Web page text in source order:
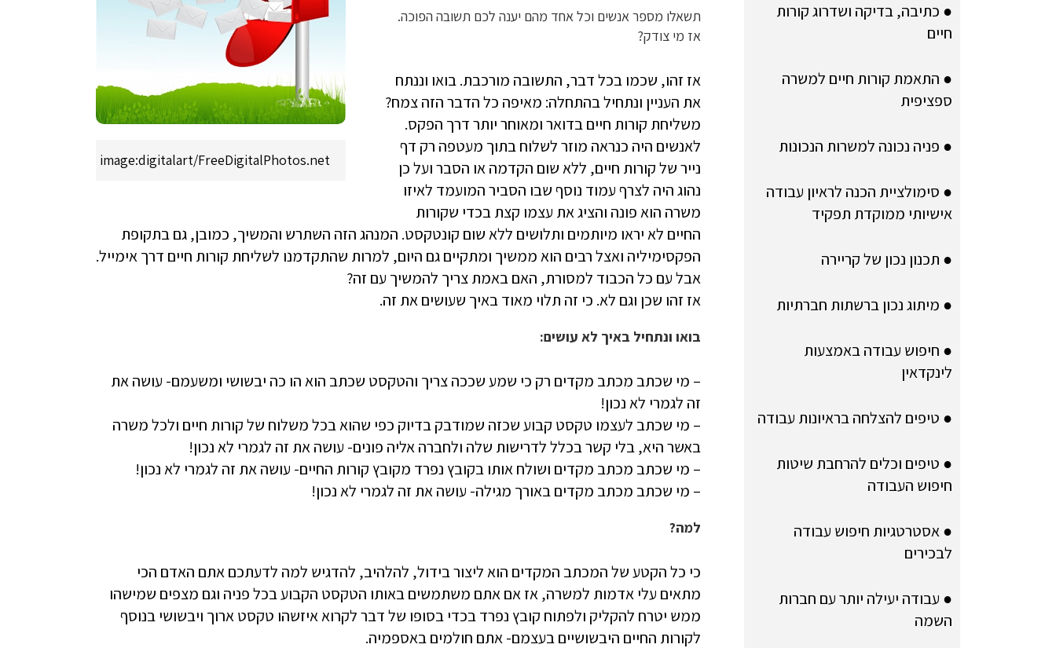
image:digitalart/FreeDigitalPhotos.net
תשאלו מספר אנשים וכל אחד מהם יענה לכם תשובה הפוכה.
אז מי צודק?
אז זהו, שכמו בכל דבר, התשובה מורכבת. בואו וננתח
את העניין ונתחיל בהתחלה: מאיפה כל הדבר הזה צמח?
משליחת קורות חיים בדואר ומאוחר יותר דרך הפקס.
לאנשים היה כנראה מוזר לשלוח בתוך מעטפה רק דף
נייר של קורות חיים, ללא שום הקדמה או הסבר ועל כן
נהוג היה לצרף עמוד נוסף שבו הסביר המועמד לאיזו
משרה הוא פונה והציג את עצמו קצת בכדי שקורות
החיים לא יראו מיותמים ותלושים ללא שום קונטקסט. המנהג הזה השתרש והמשיך, כמובן, גם בתקופת
הפקסימיליה ואצל רבים הוא ממשיך ומתקיים גם היום, למרות שהתקדמנו לשליחת קורות חיים דרך אימייל.
אבל עם כל הכבוד למסורת, האם באמת צריך להמשיך עם זה?
אז זהו שכן וגם לא. כי זה תלוי מאוד באיך שעושים את זה.
בואו ונתחיל באיך לא עושים:
– מי שכתב מכתב מקדים רק כי שמע שככה צריך והטקסט שכתב הוא הו כה יבשושי ומשעמם- עושה את
זה לגמרי לא נכון!
– מי שכתב לעצמו טקסט קבוע שכזה שמודבק בדיוק כפי שהוא בכל משלוח של קורות חיים ולכל משרה
באשר היא, בלי קשר בכלל לדרישות שלה ולחברה אליה פונים- עושה את זה לגמרי לא נכון!
– מי שכתב מכתב מקדים ושולח אותו בקובץ נפרד מקובץ קורות החיים- עושה את זה לגמרי לא נכון!
– מי שכתב מכתב מקדים באורך מגילה- עושה את זה לגמרי לא נכון!
למה?
כי כל הקטע של המכתב המקדים הוא ליצור בידול, להלהיב, להדגיש למה לדעתכם אתם האדם הכי
מתאים עלי אדמות למשרה, אז אם אתם משתמשים באותו הטקסט הקבוע בכל פניה וגם מצפים שמישהו
ממש יטרח להקליק ולפתוח קובץ נפרד בכדי בסופו של דבר לקרוא איזשהו טקסט ארוך ויבשושי בנוסף
לקורות החיים היבשושיים בעצמם- אתם חולמים באספמיה.
● כתיבה, בדיקה ושדרוג קורות
חיים
● התאמת קורות חיים למשרה
ספציפית
● פניה נכונה למשרות הנכונות
● סימולציית הכנה לראיון עבודה
אישיותי ממוקדת תפקיד
● תכנון נכון של קריירה
● מיתוג נכון ברשתות חברתיות
● חיפוש עבודה באמצעות
לינקדאין
● טיפים להצלחה בראיונות עבודה
● טיפים וכלים להרחבת שיטות
חיפוש העבודה
● אסטרטגיות חיפוש עבודה
לבכירים
● עבודה יעילה יותר עם חברות
השמה